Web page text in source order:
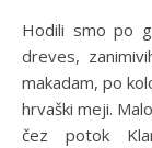
Hodili smo po
dreves,
makadam, po
hrvaški meji.
čez potok